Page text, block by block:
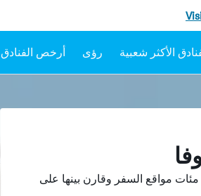
رؤى أرخص الفنادق
مواقع السفر وقارن بينها على